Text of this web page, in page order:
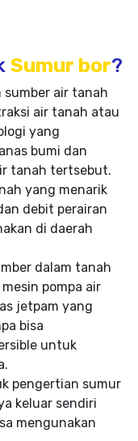
Sumur bor?
air tanah
air tanah atau
yang
bumi dan
tanah tertsebut.
yang menarik
debit perairan
di daerah
dalam tanah
pompa air
jetpam yang
bisa
untuk
pengertian sumur
keluar sendiri
mengunakan